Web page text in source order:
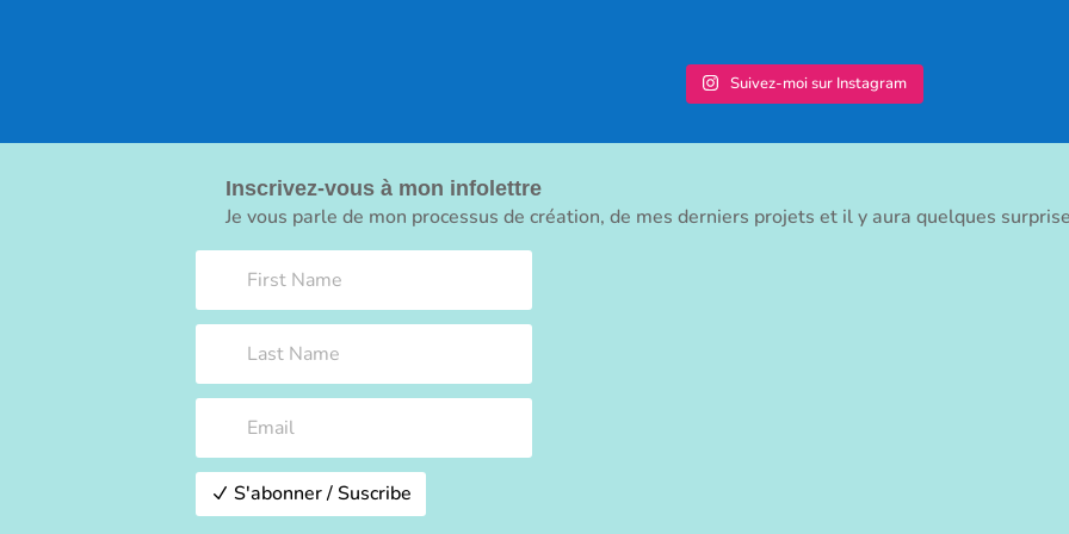
Suivez-moi sur Instagram
Inscrivez-vous à mon infolettre
Je vous parle de mon processus de création, de mes derniers projets et il y aura quelques
S'abonner / Suscribe